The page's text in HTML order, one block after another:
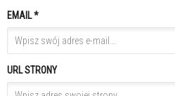
EMAIL *
URL STRONY